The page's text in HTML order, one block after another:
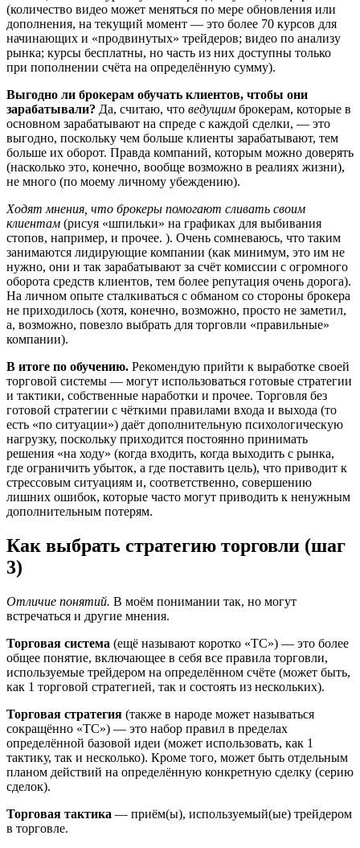
(количество видео может меняться по мере обновления или
дополнения, на текущий момент — это более 70 курсов для
начинающих и «продвинутых» трейдеров; видео по анализу
рынка; курсы бесплатны, но часть из них доступны только
при пополнении счёта на определённую сумму).
Выгодно ли брокерам обучать клиентов, чтобы они
зарабатывали? Да, считаю, что ведущим брокерам, которые в
основном зарабатывают на спреде с каждой сделки, — это
выгодно, поскольку чем больше клиенты зарабатывают, тем
больше их оборот. Правда компаний, которым можно доверять
(насколько это, конечно, вообще возможно в реалиях жизни),
не много (по моему личному убеждению).
Ходят мнения, что брокеры помогают сливать своим
клиентам (рисуя «шпильки» на графиках для выбивания
стопов, например, и прочее. ). Очень сомневаюсь, что таким
занимаются лидирующие компании (как минимум, это им не
нужно, они и так зарабатывают за счёт комиссии с огромного
оборота средств клиентов, тем более репутация очень дорога).
На личном опыте сталкиваться с обманом со стороны брокера
не приходилось (хотя, конечно, возможно, просто не заметил,
а, возможно, повезло выбрать для торговли «правильные»
компании).
В итоге по обучению. Рекомендую прийти к выработке своей
торговой системы — могут использоваться готовые стратегии
и тактики, собственные наработки и прочее. Торговля без
готовой стратегии с чёткими правилами входа и выхода (то
есть «по ситуации») даёт дополнительную психологическую
нагрузку, поскольку приходится постоянно принимать
решения «на ходу» (когда входить, когда выходить с рынка,
где ограничить убыток, а где поставить цель), что приводит к
стрессовым ситуациям и, соответственно, совершению
лишних ошибок, которые часто могут приводить к ненужным
дополнительным потерям.
Как выбрать стратегию торговли (шаг
3)
Отличие понятий. В моём понимании так, но могут
встречаться и другие мнения.
Торговая система (ещё называют коротко «ТС») — это более
общее понятие, включающее в себя все правила торговли,
используемые трейдером на определённом счёте (может быть,
как 1 торговой стратегией, так и состоять из нескольких).
Торговая стратегия (также в народе может называться
сокращённо «ТС») — это набор правил в пределах
определённой базовой идеи (может использовать, как 1
тактику, так и несколько). Кроме того, может быть отдельным
планом действий на определённую конкретную сделку (серию
сделок).
Торговая тактика — приём(ы), используемый(ые) трейдером
в торговле.